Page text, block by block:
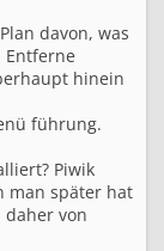
davon, was
hinein
führung.
Piwik
man später hat
daher von